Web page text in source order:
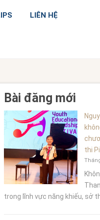
LIÊN HỆ
Bài đăng mới
thi
trong lĩnh vực năng khiếu, sở